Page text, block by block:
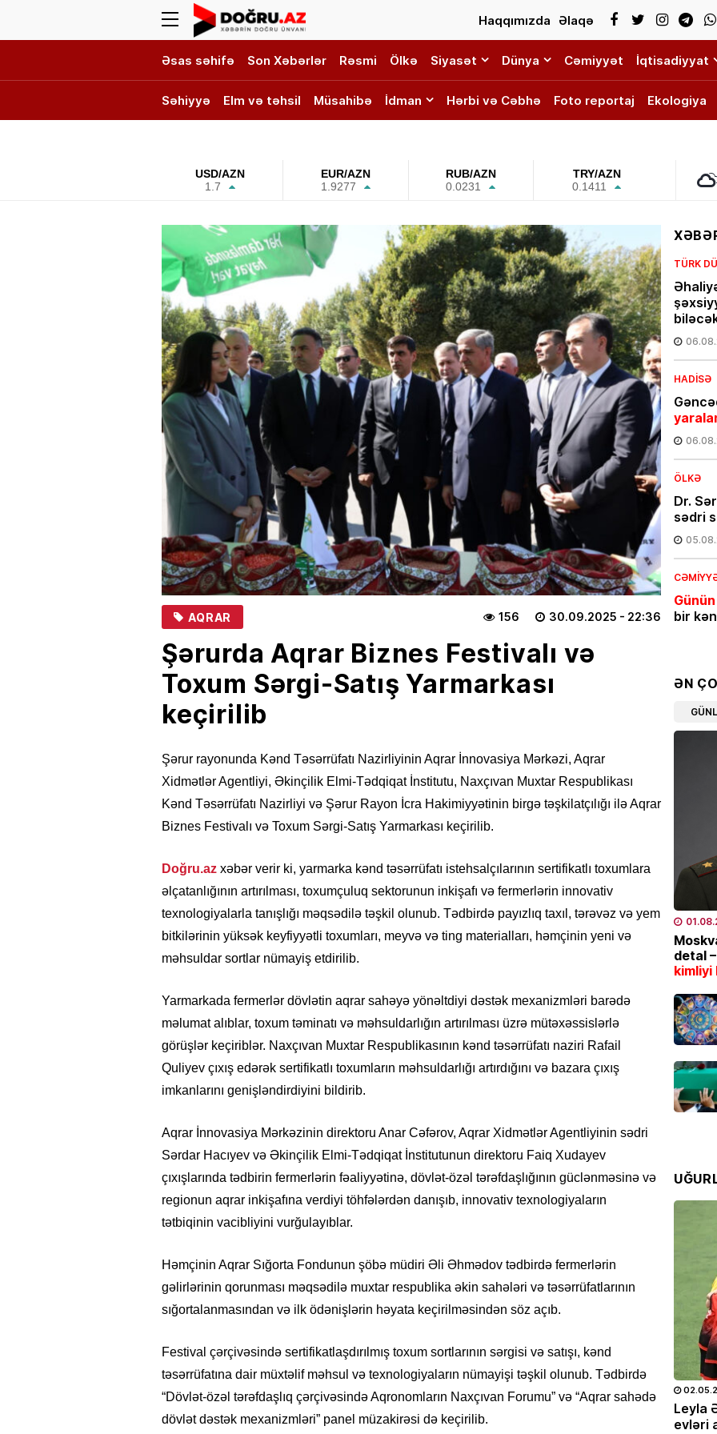
Haqqımızda Əlaqə
Əsas səhifə Son Xəbərlər Rəsmi Ölkə Siyasət Dünya Cəmiyyət İqtisadiyyat
Səhiyyə Elm və təhsil Müsahibə İdman Hərbi və Cəbhə Foto reportaj Ekologiya
USD/AZN
1.7
EUR/AZN
1.9277
RUB/AZN
0.0231
TRY/AZN
0.1411
AQRAR 30.09.2025 - 22:36
156
Şərurda Aqrar Biznes Festivalı və
Toxum Sərgi-Satış Yarmarkası
keçirilib
Şərur rayonunda Kənd Təsərrüfatı Nazirliyinin Aqrar İnnovasiya Mərkəzi, Aqrar
Xidmətlər Agentliyi, Əkinçilik Elmi-Tədqiqat İnstitutu, Naxçıvan Muxtar Respublikası
Kənd Təsərrüfatı Nazirliyi və Şərur Rayon İcra Hakimiyyətinin birgə təşkilatçılığı ilə Aqrar
Biznes Festivalı və Toxum Sərgi-Satış Yarmarkası keçirilib.
Doğru.az xəbər verir ki, yarmarka kənd təsərrüfatı istehsalçılarının sertifikatlı toxumlara
əlçatanlığının artırılması, toxumçuluq sektorunun inkişafı və fermerlərin innovativ
texnologiyalarla tanışlığı məqsədilə təşkil olunub. Tədbirdə payızlıq taxıl, tərəvəz və yem
bitkilərinin yüksək keyfiyyətli toxumları, meyvə və ting materialları, həmçinin yeni və
məhsuldar sortlar nümayiş etdirilib.
Yarmarkada fermerlər dövlətin aqrar sahəyə yönəltdiyi dəstək mexanizmləri barədə
məlumat alıblar, toxum təminatı və məhsuldarlığın artırılması üzrə mütəxəssislərlə
görüşlər keçiriblər. Naxçıvan Muxtar Respublikasının kənd təsərrüfatı naziri Rafail
Quliyev çıxış edərək sertifikatlı toxumların məhsuldarlığı artırdığını və bazara çıxış
imkanlarını genişləndirdiyini bildirib.
Aqrar İnnovasiya Mərkəzinin direktoru Anar Cəfərov, Aqrar Xidmətlər Agentliyinin sədri
Sərdar Hacıyev və Əkinçilik Elmi-Tədqiqat İnstitutunun direktoru Faiq Xudayev
çıxışlarında tədbirin fermerlərin fəaliyyətinə, dövlət-özəl tərəfdaşlığının güclənməsinə və
regionun aqrar inkişafına verdiyi töhfələrdən danışıb, innovativ texnologiyaların
tətbiqinin vacibliyini vurğulayıblar.
Həmçinin Aqrar Sığorta Fondunun şöbə müdiri Əli Əhmədov tədbirdə fermerlərin
gəlirlərinin qorunması məqsədilə muxtar respublika əkin sahələri və təsərrüfatlarının
sığortalanmasından və ilk ödənişlərin həyata keçirilməsindən söz açıb.
Festival çərçivəsində sertifikatlaşdırılmış toxum sortlarının sərgisi və satışı, kənd
təsərrüfatına dair müxtəlif məhsul və texnologiyaların nümayişi təşkil olunub. Tədbirdə
“Dövlət-özəl tərəfdaşlıq çərçivəsində Aqronomların Naxçıvan Forumu” və “Aqrar sahədə
dövlət dəstək mexanizmləri” panel müzakirəsi də keçirilib.
TÜRK
HADISƏ
ÖLKƏ
Dr.
sədri
bir
Bu
daha
8
Bu
ƏN
detal –
kimliyi
15.02.2026 - 18:49 1017
Leyla Əliyeva babasının doğum
gününü belə qeyd etdi –FOTO
25.05.2026 - 10:28 713
Leyla Əliyeva və Alyona Əliyeva
Müstəqillik Gününə həsr olunmuş
Leyla
evləri